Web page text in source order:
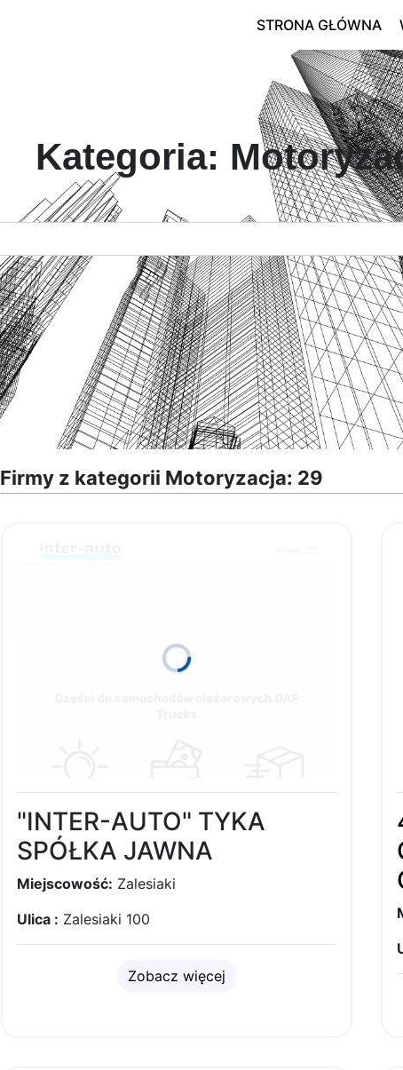
STRONA GŁÓWNA
Kategoria:
Firmy z kategorii Motoryzacja: 29
"INTER-AUTO" TYKA
SPÓŁKA JAWNA
Miejscowość: Zalesiaki
Ulica : Zalesiaki 100
Zobacz więcej